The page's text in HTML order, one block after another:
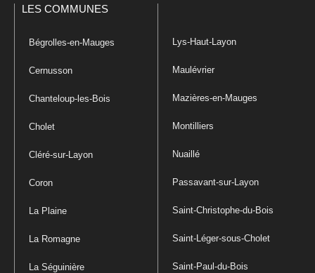
LES COMMUNES
Bégrolles-en-Mauges
Cernusson
Chanteloup-les-Bois
Cholet
Cléré-sur-Layon
Coron
La Plaine
La Romagne
La Séguinière
Lys-Haut-Layon
Maulévrier
Mazières-en-Mauges
Montilliers
Nuaillé
Passavant-sur-Layon
Saint-Christophe-du-Bois
Saint-Léger-sous-Cholet
Saint-Paul-du-Bois